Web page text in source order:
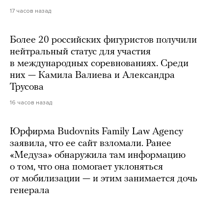
17 часов назад
Более 20 российских фигуристов получили
нейтральный статус для участия
в международных соревнованиях. Среди
них — Камила Валиева и Александра
Трусова
16 часов назад
Юрфирма Budovnits Family Law Agency
заявила, что ее сайт взломали. Ранее
«Медуза» обнаружила там информацию
о том, что она помогает уклоняться
от мобилизации — и этим занимается дочь
генерала